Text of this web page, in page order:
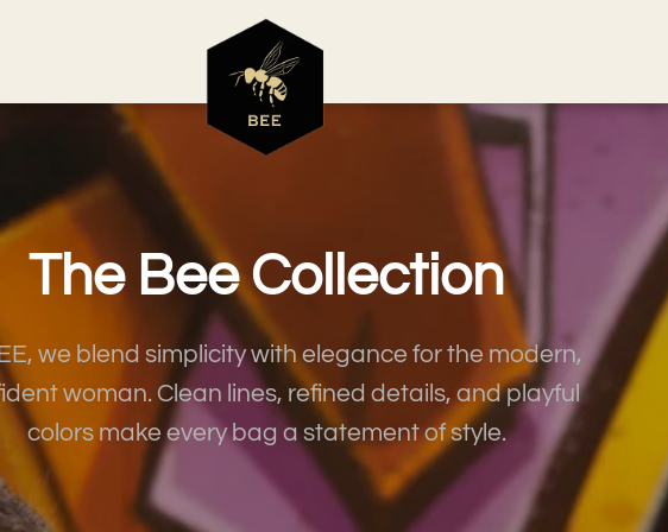
The Bee Collection
we blend simplicity with elegance for the modern,
woman. Clean lines, refined details, and playful
colors make every bag a statement of style.